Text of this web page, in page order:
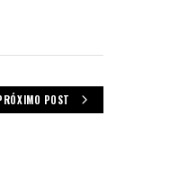
POST